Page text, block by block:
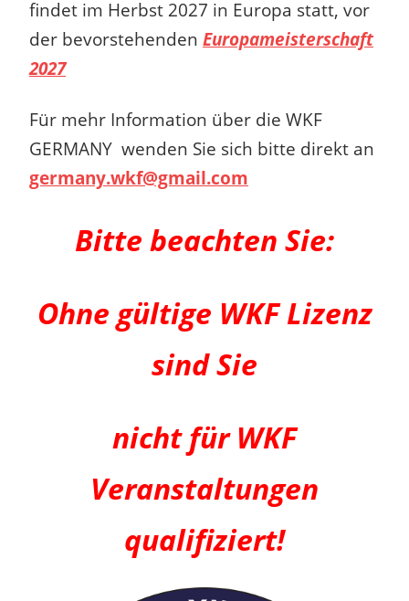
findet im Herbst 2027 in Europa statt, vor
der bevorstehenden Europameisterschaft
2027
Für mehr Information über die WKF
GERMANY wenden Sie sich bitte direkt an
germany.wkf@gmail.com
Bitte beachten Sie:
Ohne gültige WKF Lizenz
sind Sie
nicht für WKF
Veranstaltungen
qualifiziert!